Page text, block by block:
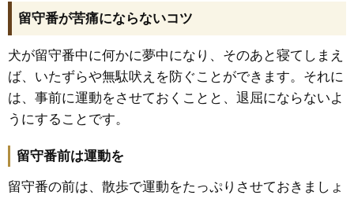
留守番が苦痛にならないコツ
犬が留守番中に何かに夢中になり、そのあと寝てしまえ
ば、いたずらや無駄吠えを防ぐことができます。それに
は、事前に運動をさせておくことと、退屈にならないよ
うにすることです。
留守番前は運動を
留守番の前は、散歩で運動をたっぷりさせておきましょ